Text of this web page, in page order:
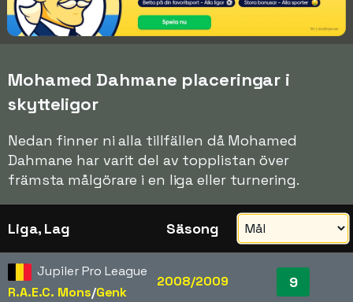
Mohamed Dahmane placeringar i
skytteligor
Nedan finner ni alla tillfällen då Mohamed
Dahmane har varit del av topplistan över
främsta målgörare i en liga eller turnering.
Liga, Lag Säsong
Jupiler Pro League
R.A.E.C. Mons/​Genk
2008/2009 9